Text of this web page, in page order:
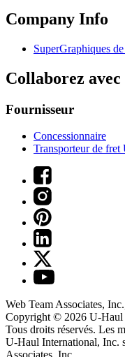
Company Info
SuperGraphiques de
Collaborez avec
Fournisseur
Concessionnaire
Transporteur de
Web Team Associates,
Copyright © 2026 U-Haul
Tous droits réservés. Les
U-Haul International, Inc.